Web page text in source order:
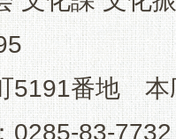
5191番地 本
0285-83-7732